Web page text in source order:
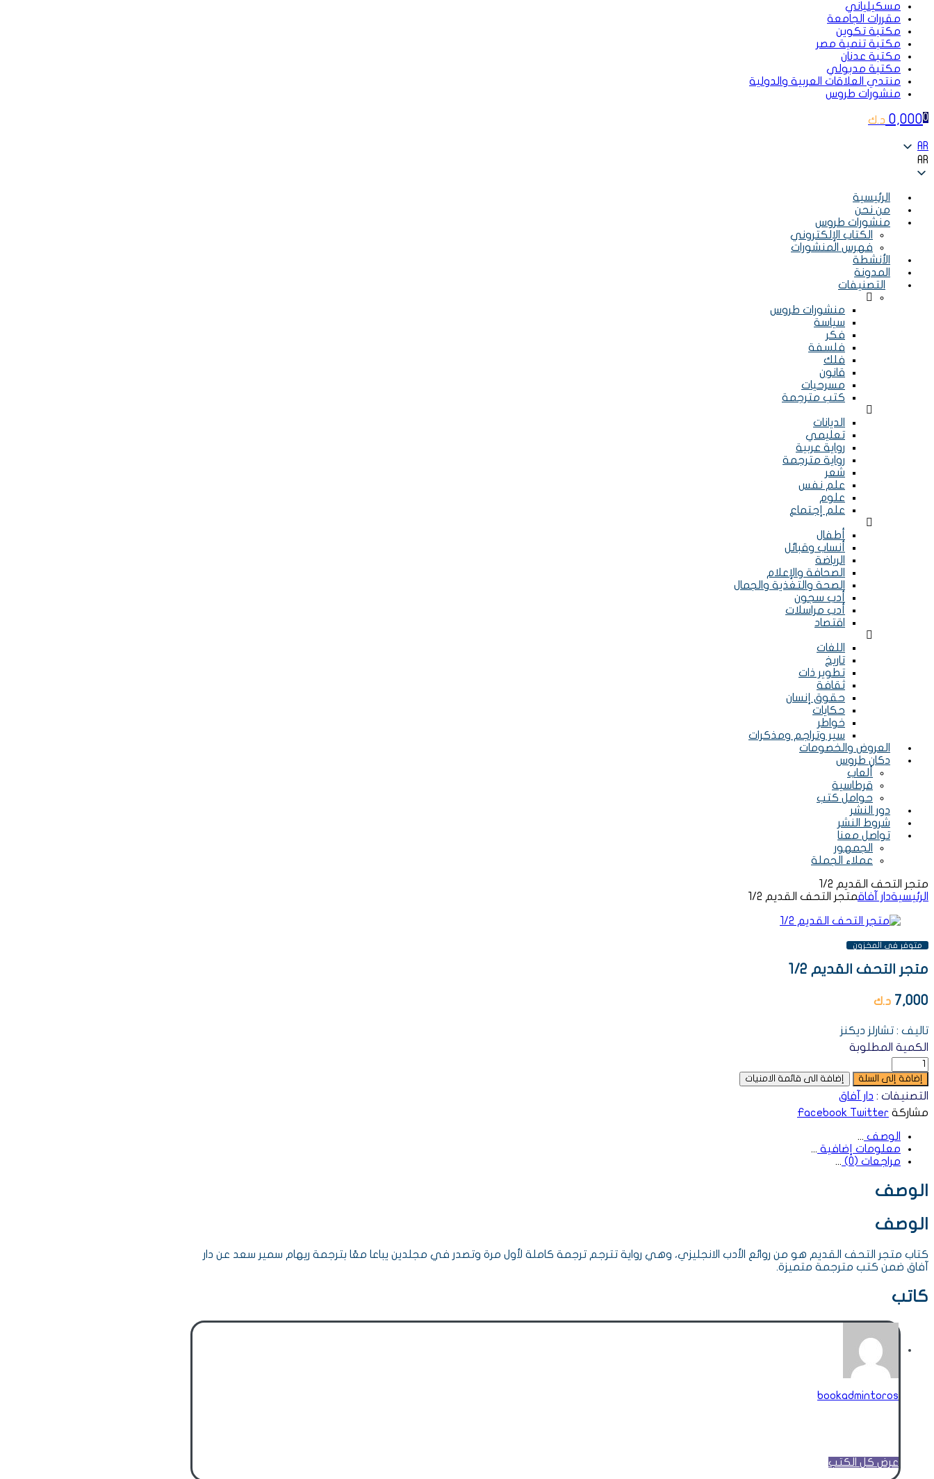
مسكيلياني
مقررات الجامعة
مكتبة تكوين
مكتبة تنمية مصر
مكتبة عدنان
مكتبة مدبولي
منتدي العلاقات العربية والدولية
منشورات طروس
0
0,000 د.ك
AR
AR
الرئيسية
من نحن
منشورات طروس
الكتاب الإلكتروني
فهرس المنشورات
الأنشطة
المدونة
التصنيفات
Menu
منشورات طروس
سياسة
فكر
فلسفة
فلك
قانون
مسرحيات
كتب مترجمة
Menu
الديانات
تعليمي
رواية عربية
رواية مترجمة
شعر
علم نفس
علوم
علم إجتماع
Menu
أطفال
أنساب وقبائل
الرياضة
الصحافة والإعلام
الصحة والتغذية والجمال
أدب سجون
أدب مراسلات
اقتصاد
Menu
اللغات
تاريخ
تطوير ذات
ثقافة
حقوق إنسان
حكايات
خواطر
سير وتراجم ومذكرات
العروض والخصومات
دكان طروس
ألعاب
قرطاسية
حوامل كتب
دور النشر
شروط النشر
تواصل معنا
الجمهور
عملاء الجملة
متجر التحف القديم 1/2
الرئيسيةدار آفاقمتجر التحف القديم 1/2
AVAILABILITY:
متوفر فى المخزون
متجر التحف القديم 1/2
7,000 د.ك
تاليف : تشارلز ديكنز
الكمية المطلوبة
إضافة إلى السلة إضافة الى قائمة الامنيات
التصنيفات : دار آفاق
مشاركة
Facebook Twitter
الوصف
معلومات إضافية
مراجعات (0)
الوصف
الوصف
كتاب متجر التحف القديم هو من روائع الأدب الانجليزي، وهي رواية تترجم ترجمة كاملة لأول مرة وتصدر في مجلدين يباعا معًا بترجمة ريهام سمير سعد عن دار
آفاق ضمن كتب مترجمة متميزة.
كاتب
bookadmintoros
عرض كل الكتب